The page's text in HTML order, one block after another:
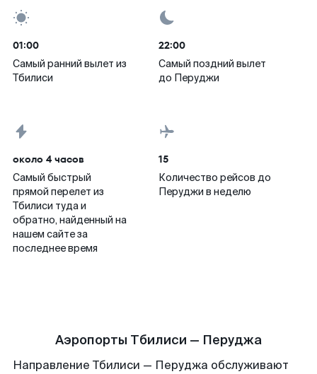
01:00
Самый ранний вылет из
Тбилиси
22:00
Самый поздний вылет
до Перуджи
около 4 часов
Самый быстрый
прямой перелет из
Тбилиси туда и
обратно, найденный на
нашем сайте за
последнее время
15
Количество рейсов до
Перуджи в неделю
Аэропорты Тбилиси — Перуджа
Направление Тбилиси — Перуджа обслуживают